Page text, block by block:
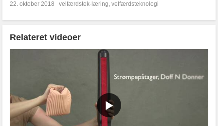
22. oktober 2018
velfærdstek-læring, velfærdsteknologi
Relateret videoer